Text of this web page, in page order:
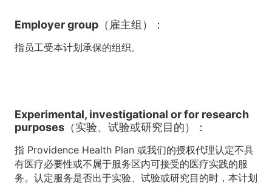
Employer group（雇主组）：
指员工受本计划承保的组织。
Experimental, investigational or for research
purposes（实验、试验或研究目的）：
指 Providence Health Plan 或我们的授权代理认定不具
有医疗必要性或不属于服务区内可接受的医疗实践的服
务。认定服务是否出于实验、试验或研究目的时，本计划